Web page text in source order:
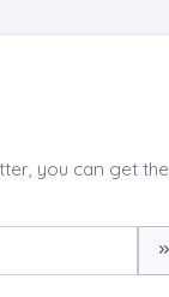
you can get the